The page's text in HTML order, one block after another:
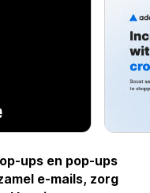
ups en pop-ups
e-mails, zorg